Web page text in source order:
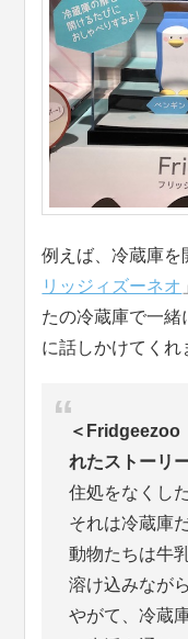
例えば、冷蔵庫を
リッジィズーネオ
たの冷蔵庫で一
に話しかけてくれ
＜Fridgeezoo
れたストーリ
住処をなくし
それは冷蔵庫
動物たちは牛
溶け込みなが
やがて、冷蔵